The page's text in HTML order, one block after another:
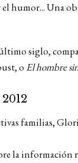
humor... Una
siglo,
o El hombre
2012
familias,
la información